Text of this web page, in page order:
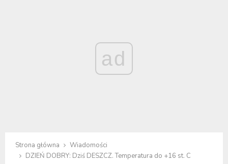
ad
Strona główna
Wiadomości
DZIEŃ DOBRY: Dziś DESZCZ. Temperatura do +16 st. C